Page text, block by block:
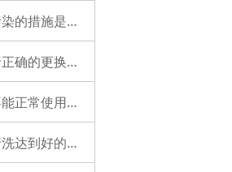
预防反渗透膜常见污染的措施是什么？
怎么对反渗透膜进行正确的更换？
设备中的反渗透膜不能正常使用了是什么原因？
怎样让反渗透膜的清洗达到好的状态？